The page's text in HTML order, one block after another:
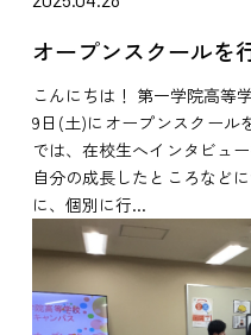
オープンスクールを
こんにちは！ 第一学院高
9日(土)にオープンスクール
では、在校生へインタビュ
自分の成長したところなど
に、個別に行...